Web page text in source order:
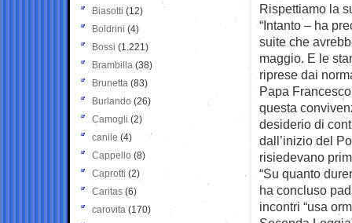
Rispettiamo la
“Intanto – ha
suite che
maggio. E le
riprese dai
Papa
questa
desiderio di
dall’inizio del
risiedevano
“Su quanto
ha concluso
incontri “usa
Biasotti (12)
Boldrini (4)
Bossi (1.221)
Brambilla (38)
Brunetta (83)
Burlando (26)
Camogli (2)
canile (4)
Cappello (8)
Caprotti (2)
Caritas (6)
carovita (170)